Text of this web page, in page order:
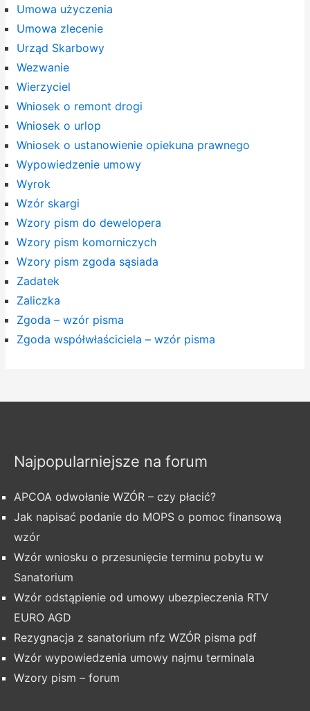
Umowa użyczenia
Umowa zlecenie
Urząd Skarbowy
Wezwanie
Wierzyciel
Wniosek o remont drogi
Wniosek o urlop
Wniosek o ustanowienie opiekuna prawnego
Wypowiedzenie umowy
Wyrok
Wzór skargi
Wzory pism do dewelopera
Wzory pism komorniczych
Wzory pism zgoda sąsiada
Zadatek
Zaliczka
Zgoda – wzór pisma
Zgoda współwłaściciela – wzór pisma
Najpopularniejsze na forum
APCOA odwołanie WZÓR – czy płacić?
Jak napisać podanie do MOPS o pomoc finansową
wzór
Wzór wniosku o przesunięcie terminu pobytu w
Sanatorium
Wzór odstąpienie od umowy ubezpieczenia RTV
EURO AGD
Rezygnacja z sanatorium nfz WZÓR pisma pdf
Wzór wypowiedzenia umowy najmu terminala
Wzory pism – forum